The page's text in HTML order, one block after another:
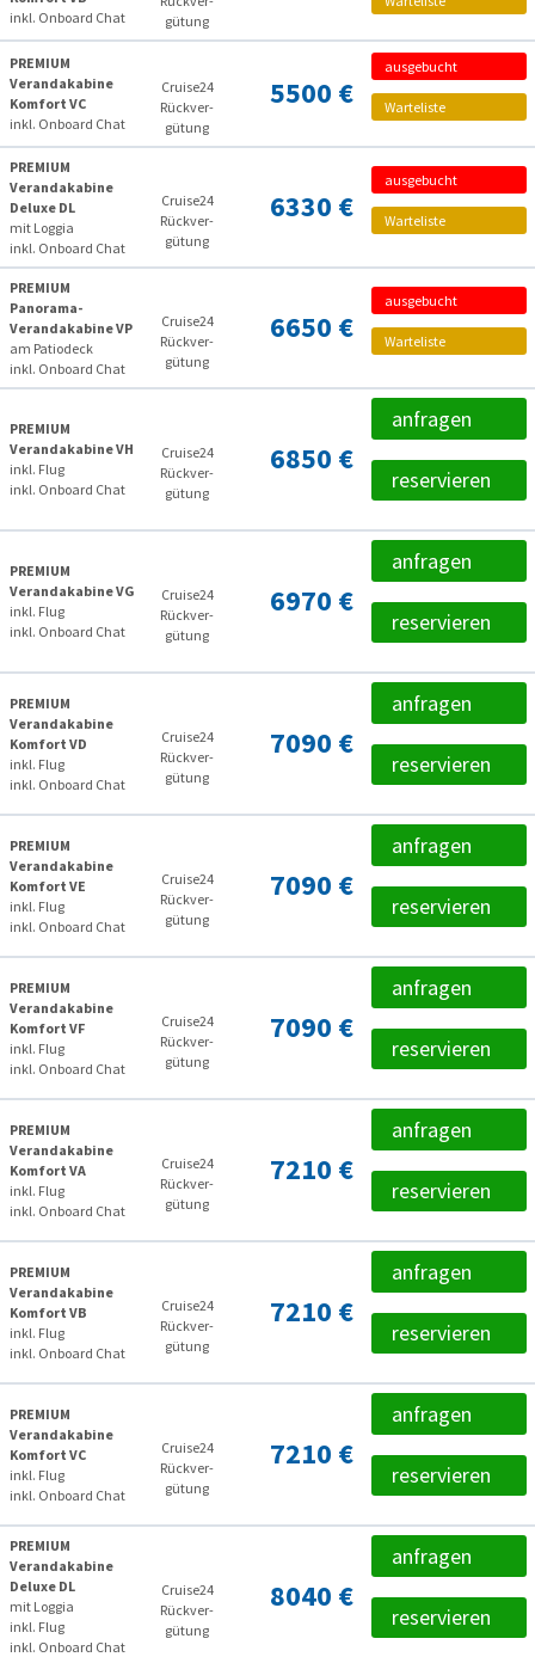
inkl. Onboard Chat
gütung
PREMIUM
Verandakabine
Komfort VC
inkl. Onboard Chat
Cruise24
Rückver­
gütung
5500 €
ausgebucht
Warteliste
PREMIUM
Verandakabine
Deluxe DL
mit Loggia
inkl. Onboard Chat
Cruise24
Rückver­
gütung
6330 €
ausgebucht
Warteliste
PREMIUM
Panorama-
Verandakabine VP
am Patiodeck
inkl. Onboard Chat
Cruise24
Rückver­
gütung
6650 €
ausgebucht
Warteliste
PREMIUM
Verandakabine VH
inkl. Flug
inkl. Onboard Chat
Cruise24
Rückver­
gütung
6850 €
anfragen
reservieren
PREMIUM
Verandakabine VG
inkl. Flug
inkl. Onboard Chat
Cruise24
Rückver­
gütung
6970 €
anfragen
reservieren
PREMIUM
Verandakabine
Komfort VD
inkl. Flug
inkl. Onboard Chat
Cruise24
Rückver­
gütung
7090 €
anfragen
reservieren
PREMIUM
Verandakabine
Komfort VE
inkl. Flug
inkl. Onboard Chat
Cruise24
Rückver­
gütung
7090 €
anfragen
reservieren
PREMIUM
Verandakabine
Komfort VF
inkl. Flug
inkl. Onboard Chat
Cruise24
Rückver­
gütung
7090 €
anfragen
reservieren
PREMIUM
Verandakabine
Komfort VA
inkl. Flug
inkl. Onboard Chat
Cruise24
Rückver­
gütung
7210 €
anfragen
reservieren
PREMIUM
Verandakabine
Komfort VB
inkl. Flug
inkl. Onboard Chat
Cruise24
Rückver­
gütung
7210 €
anfragen
reservieren
PREMIUM
Verandakabine
Komfort VC
inkl. Flug
inkl. Onboard Chat
Cruise24
Rückver­
gütung
7210 €
anfragen
reservieren
PREMIUM
Verandakabine
Deluxe DL
mit Loggia
inkl. Flug
inkl. Onboard Chat
Cruise24
Rückver­
gütung
8040 €
anfragen
reservieren